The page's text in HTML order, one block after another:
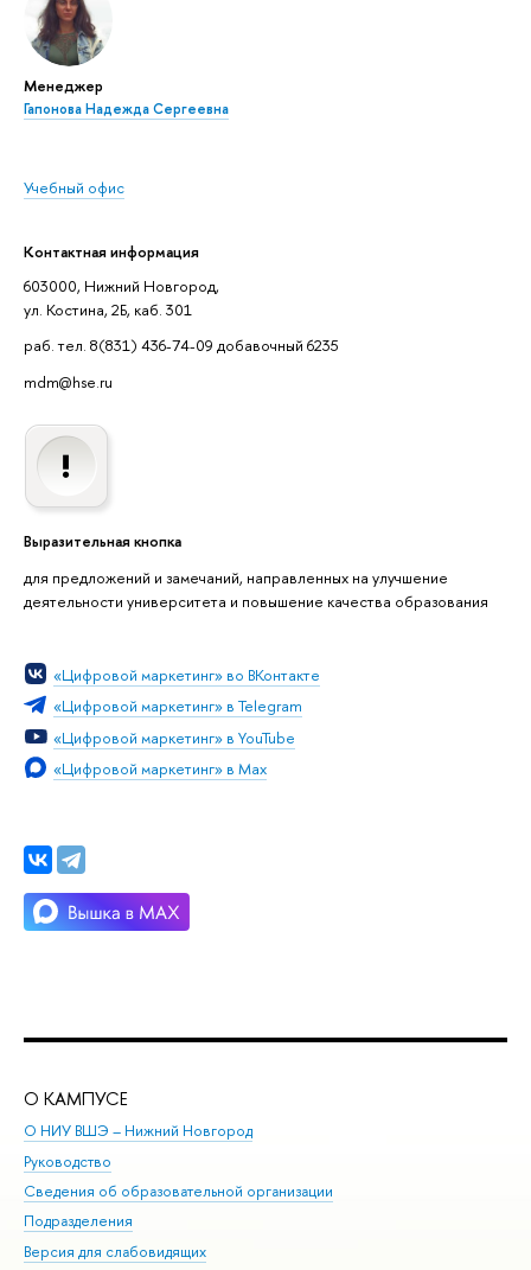
Менеджер
Гапонова Надежда Сергеевна
Учебный офис
Контактная информация
603000, Нижний Новгород,
ул. Костина, 2Б, каб. 301
раб. тел. 8(831) 436-74-09 добавочный 6235
mdm@hse.ru
Выразительная кнопка
для предложений и замечаний, направленных на улучшение
деятельности университета и повышение качества образования
«Цифровой маркетинг» во ВКонтакте
«Цифровой маркетинг» в Telegram
«Цифровой маркетинг» в YouTube
«Цифровой маркетинг» в Max
О КАМПУСЕ
О НИУ ВШЭ – Нижний Новгород
Руководство
Сведения об образовательной организации
Подразделения
Версия для слабовидящих